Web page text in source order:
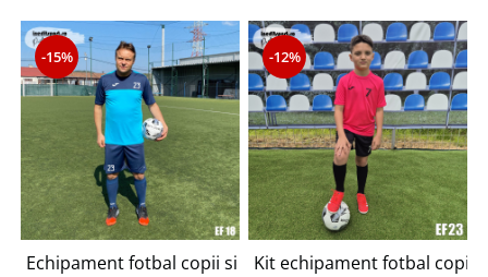
-15%
Echipament fotbal copii si adulti JOMA WINNER EF18
-12%
Kit echipament fotbal copii